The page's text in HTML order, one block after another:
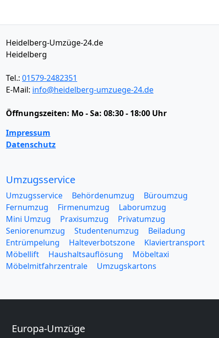
Heidelberg-Umzüge-24.de
Heidelberg
Tel.: 01579-2482351
E-Mail: info@heidelberg-umzuege-24.de
Öffnungszeiten: Mo - Sa: 08:30 - 18:00 Uhr
Impressum
Datenschutz
Umzugsservice
Umzugsservice Behördenumzug
Büroumzug
Fernumzug
Firmenumzug
Laborumzug
Mini Umzug
Praxisumzug
Privatumzug
Seniorenumzug
Studentenumzug
Beiladung
Entrümpelung
Halteverbotszone
Klaviertransport
Möbellift
Haushaltsauflösung
Möbeltaxi
Möbelmitfahrzentrale
Umzugskartons
Europa-Umzüge